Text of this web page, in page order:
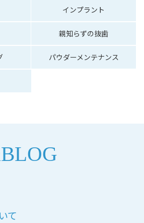
インプラント
親知らずの抜歯
パウダーメンテナンス
て